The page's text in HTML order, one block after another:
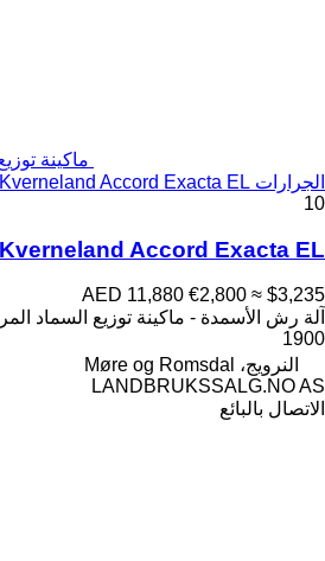
ماكينة
الجرارات Kverneland Accord Exacta EL
10
Kverneland Accord Exacta EL
AED 11,880 €2,800 ≈ $3,235
آلة رش الأسمدة - ماكينة توزيع السماد
1900
النرويج، Møre og Romsdal
LANDBRUKSSALG.NO AS
الاتصال بالبائع